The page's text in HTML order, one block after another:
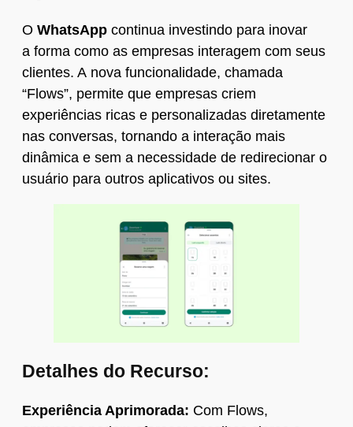
O WhatsApp continua investindo para inovar
a forma como as empresas interagem com seus
clientes. A nova funcionalidade, chamada
“Flows”, permite que empresas criem
experiências ricas e personalizadas diretamente
nas conversas, tornando a interação mais
dinâmica e sem a necessidade de redirecionar o
usuário para outros aplicativos ou sites.
Detalhes do Recurso:
Experiência Aprimorada: Com Flows,